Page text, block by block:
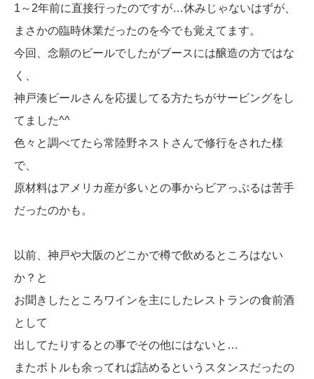
1～2年前に直接行ったのですが…休みじゃないはずが、
まさかの臨時休業だったのを今でも覚えてます。
今回、念願のビールでしたがブースには醸造の方ではな
く、
神戸湊ビールさんを応援してる方たちがサービングをし
てました^^
色々と調べてたら常陸野ネストさんで修行をされた様
で、
原材料はアメリカ産が多いとの事からビアっぷるは苦手
だったのかも。
以前、神戸や大阪のどこかで樽で飲めるところはない
か？と
お聞きしたところワインを主にしたレストランの食前酒
として
出してたりするとの事でその他にはないと…
またボトルも余ってれば詰めるというスタンスだったの